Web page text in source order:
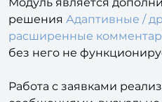
Модуль является
решенияАдаптивные /
расширенные